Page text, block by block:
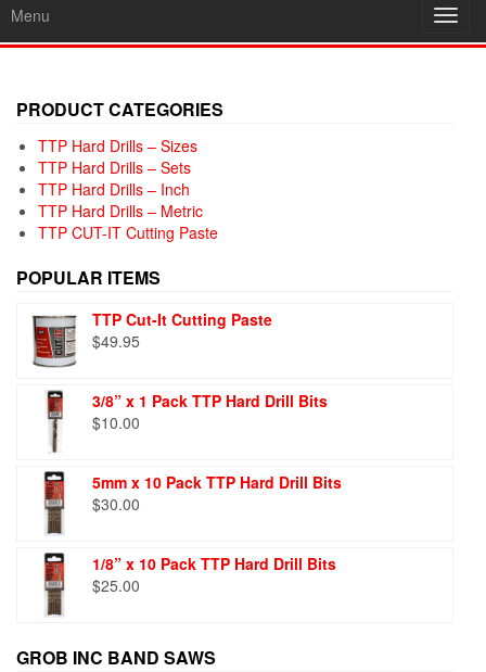
Menu
PRODUCT CATEGORIES
TTP Hard Drills – Sizes
TTP Hard Drills – Sets
TTP Hard Drills – Inch
TTP Hard Drills – Metric
TTP CUT-IT Cutting Paste
POPULAR ITEMS
TTP Cut-It Cutting Paste
$49.95
3/8” x 1 Pack TTP Hard Drill Bits
$10.00
5mm x 10 Pack TTP Hard Drill Bits
$30.00
1/8” x 10 Pack TTP Hard Drill Bits
$25.00
GROB INC BAND SAWS